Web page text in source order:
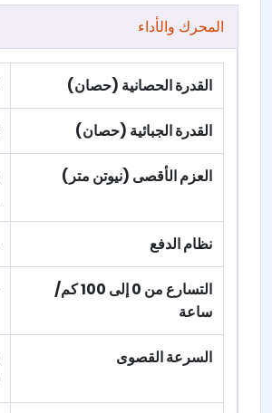
المحرك والأداء
القدرة الحصانية (حصان)
القدرة الجبائية (حصان)
العزم الأقصى (نيوتن متر)
نظام الدفع
التسارع من 0 إلى 100 كم/
ساعة
السرعة القصوى